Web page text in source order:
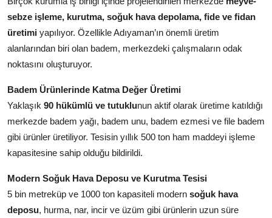
sebze işleme, kurutma, soğuk hava depolama, fide ve fidan
üretimi yapılıyor. Özellikle Adıyaman’ın önemli üretim
alanlarından biri olan badem, merkezdeki çalışmaların odak
noktasını oluşturuyor.
Badem Ürünlerinde Katma Değer Üretimi
Yaklaşık 90 hükümlü ve tutuklunun aktif olarak üretime katıldığı
merkezde badem yağı, badem unu, badem ezmesi ve file badem
gibi ürünler üretiliyor. Tesisin yıllık 500 ton ham maddeyi işleme
kapasitesine sahip olduğu bildirildi.
Modern Soğuk Hava Deposu ve Kurutma Tesisi
5 bin metreküp ve 1000 ton kapasiteli modern soğuk hava
deposu, hurma, nar, incir ve üzüm gibi ürünlerin uzun süre